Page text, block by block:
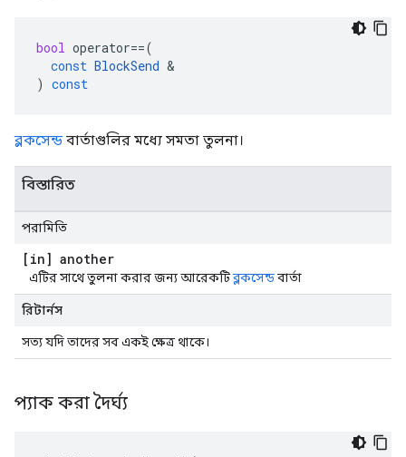
bool operator==(
const BlockSend &
) const
ব্লকসেন্ডবার্তাগুলির মধ্যে সমতা তুলনা।
বিস্তারিত
পরামিতি
[in] another
এটির সাথে তুলনা করার জন্য আরেকটিব্লকসেন্ডবার্তা
রিটার্নস
সত্য যদি তাদের সব একই ক্ষেত্র থাকে।
প্যাক করা দৈর্ঘ্য